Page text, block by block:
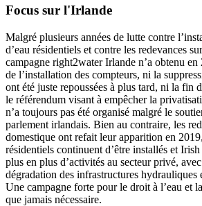
Focus sur l'Irlande
Malgré plusieurs années de lutte contre
d’eau résidentiels et contre les redevances
campagne right2water Irlande n’a obtenu
de l’installation des compteurs, ni la
ont été juste repoussées à plus tard, ni la fin
le référendum visant à empêcher la
n’a toujours pas été organisé malgré le
parlement irlandais. Bien au contraire, les
domestique ont refait leur apparition en
résidentiels continuent d’être installés et
plus en plus d’activités au secteur privé,
dégradation des infrastructures hydrauliques
Une campagne forte pour le droit à l’eau et
que jamais nécessaire.